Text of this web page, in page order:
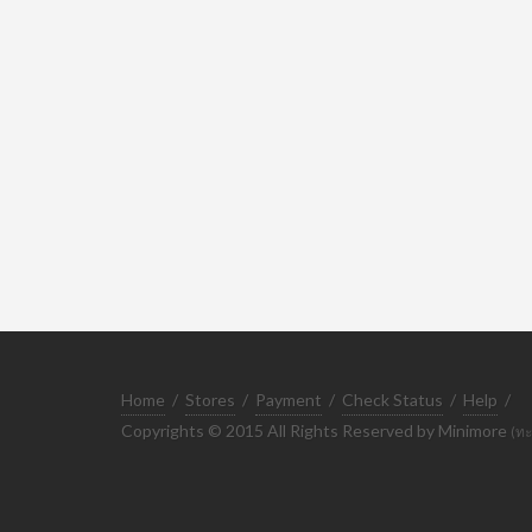
Home / Stores / Payment / Check Status / Help /
Copyrights © 2015 All Rights Reserved by Minimore (ท